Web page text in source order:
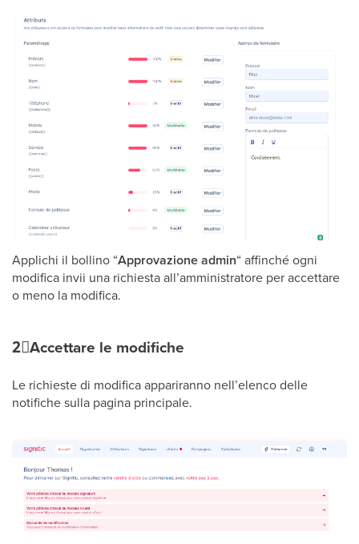
Applichi il bollino “Approvazione admin“ affinché ogni
modifica invii una richiesta all’amministratore per accettare
o meno la modifica.
2⃣Accettare le modifiche
Le richieste di modifica appariranno nell’elenco delle
notifiche sulla pagina principale.